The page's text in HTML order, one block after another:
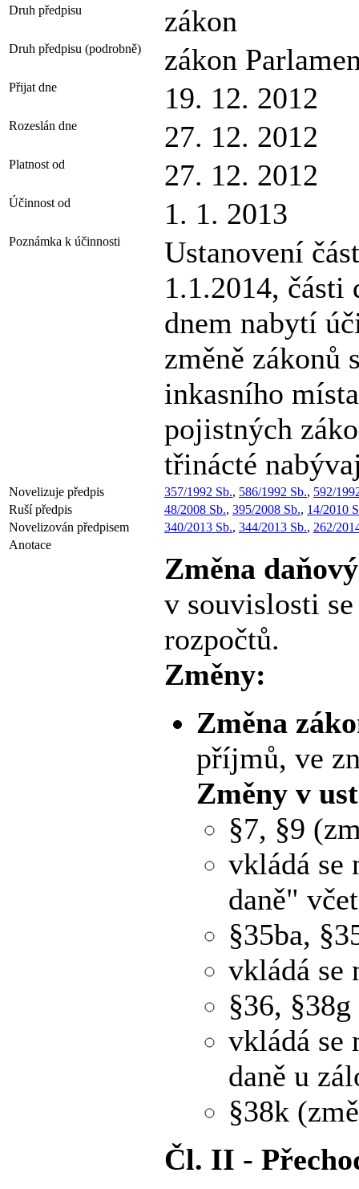
Druh předpisu zákon
Druh předpisu (podrobně) zákon
Přijat dne 19. 12. 2012
Rozeslán dne 27. 12. 2012
Platnost od 27. 12. 2012
Účinnost od 1. 1. 2013
Poznámka k účinnosti
Ustanovení
1.1.2014, části
dnem nabytí
změně zákonů
inkasního
pojistných
třinácté
Novelizuje předpis 357/1992 Sb., 586/1992 Sb., 592/
Ruší předpis
48/2008 Sb., 395/2008 Sb., 14/2010
Novelizován předpisem
340/2013 Sb., 344/2013 Sb., 262/
Anotace
Změna
v souvislosti
rozpočtů.
Změny:
Změna
příjmů, ve
Změny v
§7, §9
vkládá se
daně"
§35ba,
vkládá se
§36,
vkládá se
daně u
§38k
Čl. II -